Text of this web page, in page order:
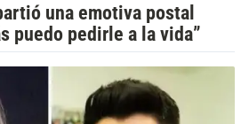
una emotiva postal
puedo pedirle a la vida”